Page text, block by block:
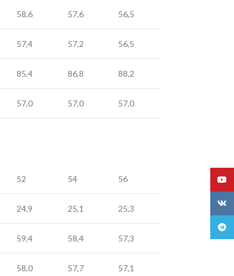
58,6 57,6 56,5
57,4 57,2 56,5
85,4 86,8 88,2
57,0 57,0 57,0
52 54 56
24,9 25,1 25,3
59,4 58,4 57,3
58,0 57,7 57,1
VK